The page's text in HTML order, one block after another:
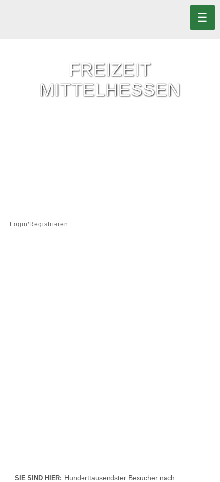
FREIZEIT
MITTELHESSEN
Login/Registrieren
SIE SIND HIER: Hunderttausendster Besucher nach
☰